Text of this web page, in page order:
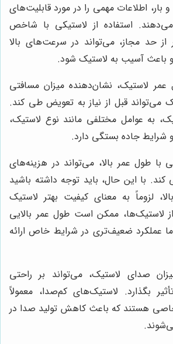
اطلاعات مهمی را در مورد قابلیت‌های
می‌دهند. استفاده از لاستیکی با شاخص
از حد مجاز، می‌تواند در سرعت‌های بالا
باعث آسیب به لاستیک شود.
عمر لاستیک، نشان‌دهنده میزان مسافتی
می‌تواند قبل از نیاز به تعویض طی کند.
به عوامل مختلفی مانند نوع لاستیک،
شرایط جاده بستگی دارد.
با طول عمر بالا، می‌تواند در هزینه‌های
با این حال، باید توجه داشته باشید
لزوماً به معنای کیفیت بهتر لاستیک
لاستیک‌ها، ممکن است طول عمر بالایی
عملکرد ضعیف‌تری در شرایط خاص ارائه
صدای لاستیک، می‌تواند بر راحتی
بگذارد. لاستیک‌های کم‌صدا، معمولاً
هستند که باعث کاهش تولید صدا در